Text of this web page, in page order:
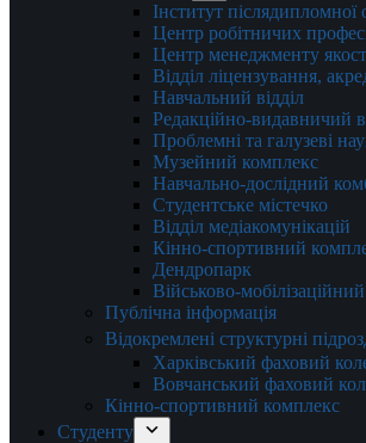
Інститут післядипломної
Центр робітничих
Центр менеджменту
Відділ ліцензування,
Навчальний відділ
Редакційно-видавничий
Проблемні та галузеві
Музейний комплекс
Навчально-дослідний
Студентське містечко
Відділ медіакомунікацій
Кінно-спортивний
Дендропарк
Військово-мобілізаційний
Публічна інформація
Відокремлені структурні
Харківський фаховий
Вовчанський фаховий
Кінно-спортивний комплекс
Студенту